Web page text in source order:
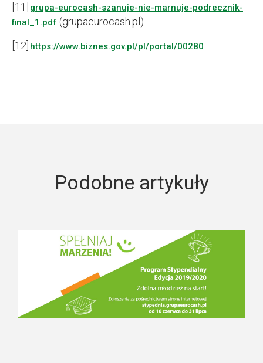
[11]
grupa-eurocash-szanuje-nie-marnuje-podrecznik-
final_1.pdf (grupaeurocash.pl)
[12] https://www.biznes.gov.pl/pl/portal/00280
Podobne artykuły